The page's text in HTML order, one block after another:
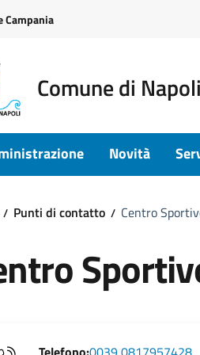
Campania
Comune di Napoli
Novità
Punti di contatto Centro